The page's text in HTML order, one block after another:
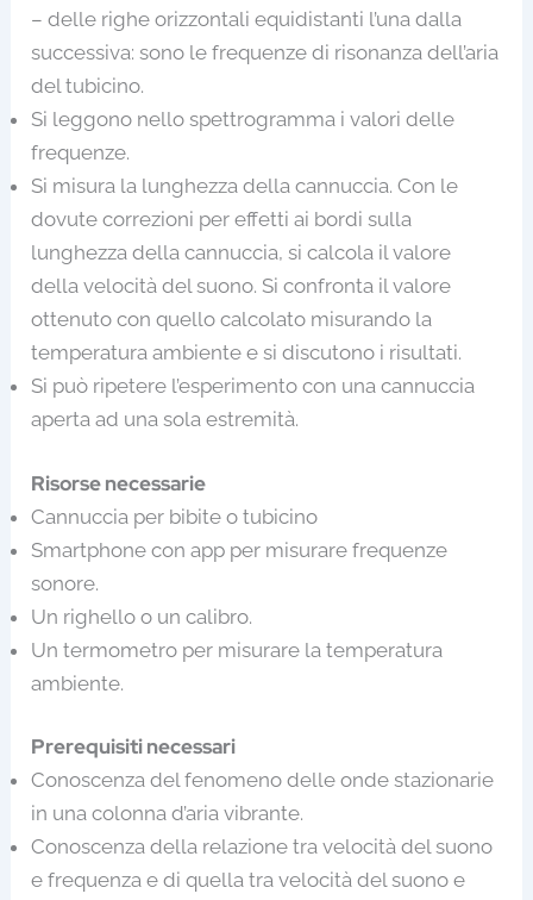
– delle righe orizzontali equidistanti l’una dalla
successiva: sono le frequenze di risonanza dell’aria
del tubicino.
Si leggono nello spettrogramma i valori delle
frequenze.
Si misura la lunghezza della cannuccia. Con le
dovute correzioni per effetti ai bordi sulla
lunghezza della cannuccia, si calcola il valore
della velocità del suono. Si confronta il valore
ottenuto con quello calcolato misurando la
temperatura ambiente e si discutono i risultati.
Si può ripetere l’esperimento con una cannuccia
aperta ad una sola estremità.
Risorse necessarie
Cannuccia per bibite o tubicino
Smartphone con app per misurare frequenze
sonore.
Un righello o un calibro.
Un termometro per misurare la temperatura
ambiente.
Prerequisiti necessari
Conoscenza del fenomeno delle onde stazionarie
in una colonna d’aria vibrante.
Conoscenza della relazione tra velocità del suono
e frequenza e di quella tra velocità del suono e